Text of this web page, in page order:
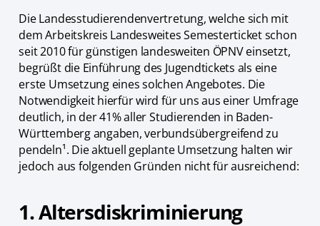
Die Landesstudierendenvertretung, welche sich mit
dem Arbeitskreis Landesweites Semesterticket schon
seit 2010 für günstigen landesweiten ÖPNV einsetzt,
begrüßt die Einführung des Jugendtickets als eine
erste Umsetzung eines solchen Angebotes. Die
Notwendigkeit hierfür wird für uns aus einer Umfrage
deutlich, in der 41% aller Studierenden in Baden-
Württemberg angaben, verbundsübergreifend zu
pendeln¹. Die aktuell geplante Umsetzung halten wir
jedoch aus folgenden Gründen nicht für ausreichend:
1. Altersdiskriminierung